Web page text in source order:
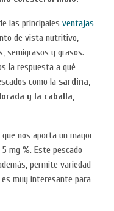
las principales ventajas
de vista nutritivo,
semigrasos y grasos.
la respuesta a qué
como la sardina,
y la caballa,
que nos aporta un mayor
mg %. Este pescado
permite variedad
muy interesante para